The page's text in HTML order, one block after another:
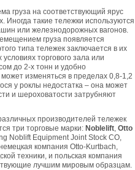
груза на соответствующий ярус
Иногда такие тележки используются
или железнодорожных вагонов.
груза появляется
типа тележек заключается в их
торгового зала или
до 2-х тонн и удобно
изменяться в пределах 0,8-1,2
у роклы недостатка – она может
и шероховатости затрубняют
производителей тележек
три торговые марки: Noblelift, Otto
Noblift Equipment Joint Stock CO,
компания Otto-Kurtbach,
техники, и польская компания
лучшим мировым образцам.